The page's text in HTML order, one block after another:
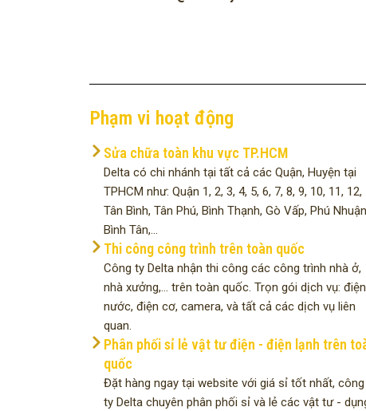
Phạm vi hoạt động
Sửa chữa toàn khu vực TP.HCM
Delta có chi nhánh tại tất cả các Quận, Huyện tại
TPHCM như: Quận 1, 2, 3, 4, 5, 6, 7, 8, 9, 10, 11, 12,
Tân Bình, Tân Phú, Bình Thạnh, Gò Vấp, Phú
Bình Tân,...
Thi công công trình trên toàn quốc
Công ty Delta nhận thi công các công trình nhà ở,
nhà xưởng,... trên toàn quốc. Trọn gói dịch vụ: điện
nước, điện cơ, camera, và tất cả các dịch vụ liên
quan.
Phân phối sỉ lẻ vật tư điện - điện lạnh trên
quốc
Đặt hàng ngay tại website với giá sỉ tốt nhất, công
ty Delta chuyên phân phối sỉ và lẻ các vật tư -